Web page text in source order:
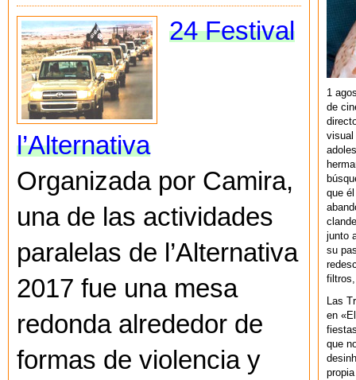
24 Festival
l’Alternativa
Organizada por Camira,
una de las actividades
paralelas de l’Alternativa
2017 fue una mesa
redonda alrededor de
formas de violencia y
1
de
visual
que
junto
su
filtros,
Las
en
que